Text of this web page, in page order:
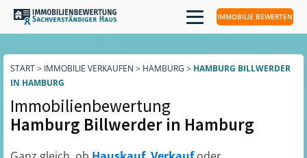
IMMOBILIE BEWERTEN
START> IMMOBILIE VERKAUFEN > HAMBURG > HAMBURG BILLWERDER
IN HAMBURG
Immobilienbewertung
Hamburg Billwerder in Hamburg